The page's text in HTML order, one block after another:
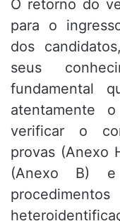
O retorno do
para o
dos
seus
fundamental
atentamente o
verificar o
provas (Anexo
(Anexo B)